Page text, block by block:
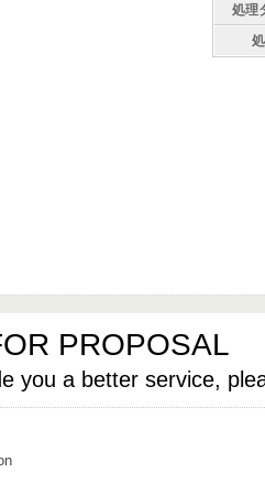
処理